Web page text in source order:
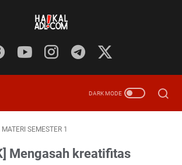
MATERI SEMESTER 1
Mengasah kreatifitas